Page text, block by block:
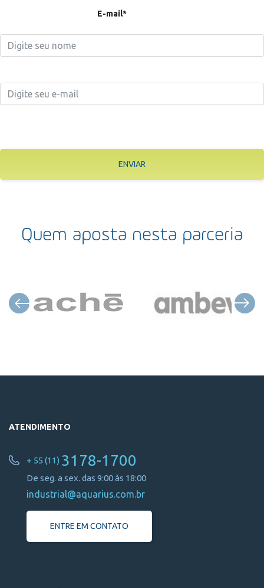
E-mail*
ENVIAR
Quem aposta nesta parceria
ATENDIMENTO
+ 55 (11) 3178-1700
De seg. a sex. das 9:00 às 18:00
industrial@aquarius.com.br
ENTRE EM CONTATO